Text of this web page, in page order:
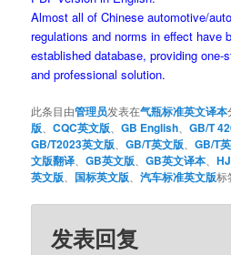
Almost all of Chinese automotive/
regulations and norms in effect have
established database, providing one-
and professional solution.
此条目由管理员发表在气瓶标准英文译本
版 、CQC英文版 、GB English 、GB/T
GB/T2023英文版 、GB/T英文版 、GB/T
文版翻译 、GB英文版 、GB英文译本 、
英文版
国标英文版 、汽车标准英文版标
发表回复